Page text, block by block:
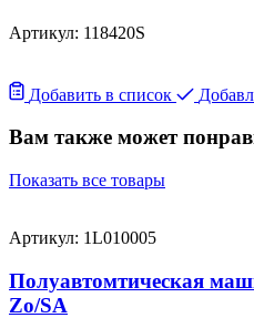
Артикул: 118420S
Добавить в список
Вам также может
Показать все товары
Артикул: 1L010005
Полуавтомтическая
Zo/SA